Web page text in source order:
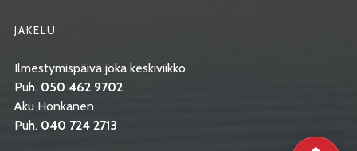
JAKELU
Ilmestymispäivä joka keskiviikko
Puh. 050 462 9702
Aku Honkanen
Puh. 040 724 2713